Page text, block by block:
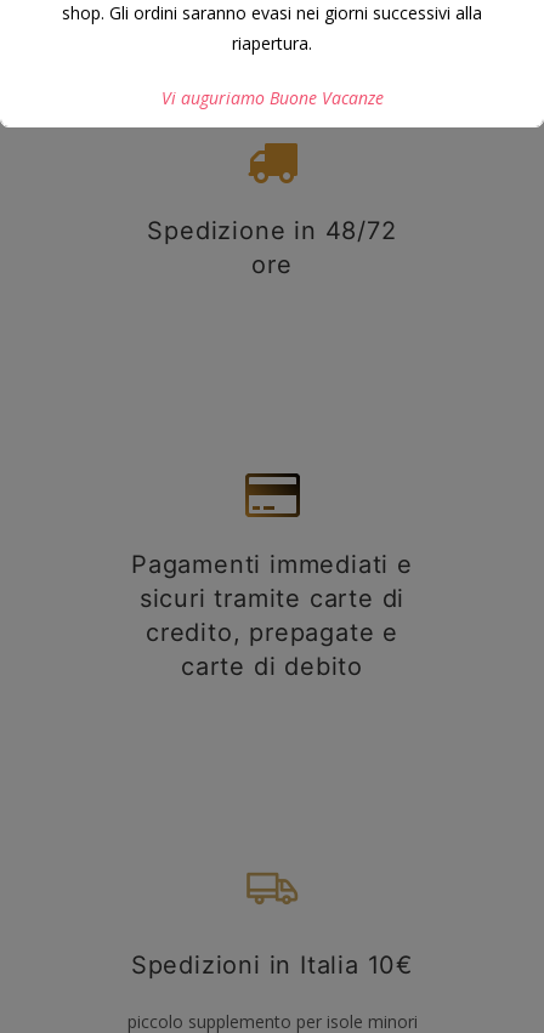
Spedizione in 48/72
ore
Pagamenti immediati e
sicuri tramite carte di
credito, prepagate e
carte di debito
Spedizioni in Italia 10€
piccolo supplemento per isole minori
shop. Gli ordini saranno evasi nei giorni successivi alla
riapertura.
Vi auguriamo Buone Vacanze